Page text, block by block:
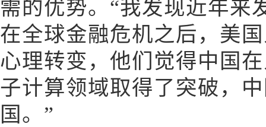
需的优势。“我发现近年来
在全球金融危机之后，美
心理转变，他们觉得中国
子计算领域取得了突破，
国。”